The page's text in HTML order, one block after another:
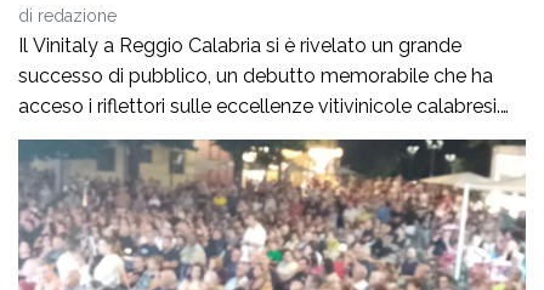
di redazione
Il Vinitaly a Reggio Calabria si è rivelato un grande
successo di pubblico, un debutto memorabile che ha
acceso i riflettori sulle eccellenze vitivinicole calabresi.
Oltre 500 le aziende presenti. «Abbiamo riacceso i
motori della nostra terra», ha commentato il
governatore della Calabria, Roberto Occhiuto,
sottolineando come la kermesse rappresenti
un’occasione imperdibile per valorizzare identità, […]